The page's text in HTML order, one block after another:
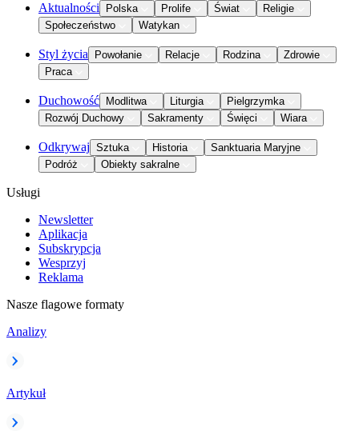
Aktualności Polska Prolife Świat
Religie
Społeczeństwo
Watykan
Styl życia Powołanie Relacje Rodzina
Zdrowie
Praca
Duchowość Modlitwa Liturgia
Pielgrzymka
Rozwój Duchowy
Sakramenty Święci Wiara
Odkrywaj Sztuka Historia
Sanktuaria Maryjne
Podróż
Obiekty sakralne
Usługi
Newsletter
Aplikacja
Subskrypcja
Wesprzyj
Reklama
Nasze flagowe formaty
Analizy
Artykuł